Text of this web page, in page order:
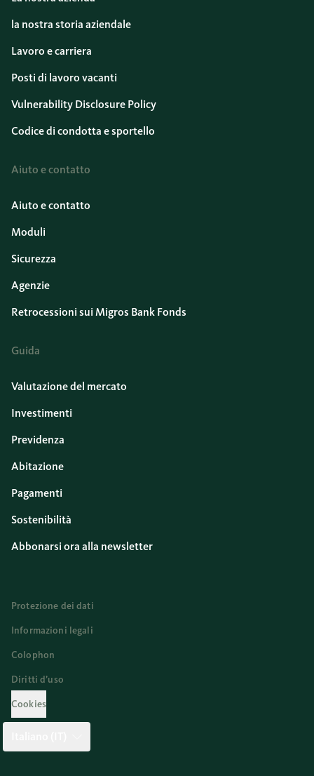
la nostra storia aziendale
Lavoro e carriera
Posti di lavoro vacanti
Vulnerability Disclosure Policy
Codice di condotta e sportello
Aiuto e contatto
Aiuto e contatto
Moduli
Sicurezza
Agenzie
Retrocessioni sui Migros Bank Fonds
Guida
Valutazione del mercato
Investimenti
Previdenza
Abitazione
Pagamenti
Sostenibilità
Abbonarsi ora alla newsletter
Protezione dei dati
Informazioni legali
Colophon
Diritti d’uso
Cookies